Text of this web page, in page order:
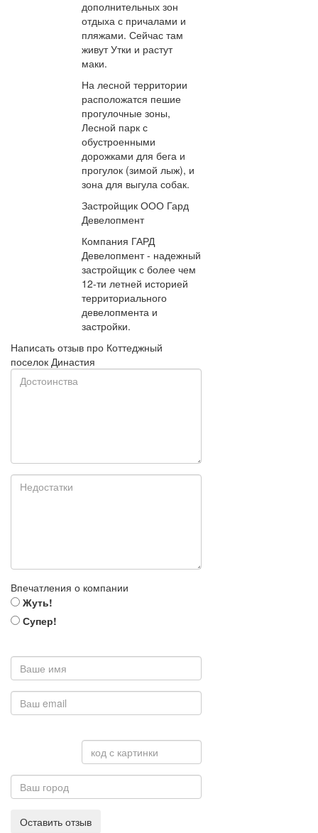
дополнительных зон
отдыха с причалами и
пляжами. Сейчас там
живут Утки и растут
маки.
На лесной территории
расположатся пешие
прогулочные зоны,
Лесной парк с
обустроенными
дорожками для бега и
прогулок (зимой лыж), и
зона для выгула собак.
Застройщик ООО Гард
Девелопмент
Компания ГАРД
Девелопмент - надежный
застройщик с более чем
12-ти летней историей
территориального
девелопмента и
застройки.
Написать отзыв про Коттеджный
поселок Династия
Впечатления о компании
Жуть!
Супер!
Оставить отзыв